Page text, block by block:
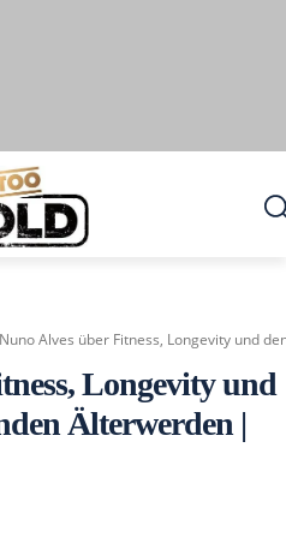
Nuno Alves über Fitness, Longevity und
Longevity und
Älterwerden |